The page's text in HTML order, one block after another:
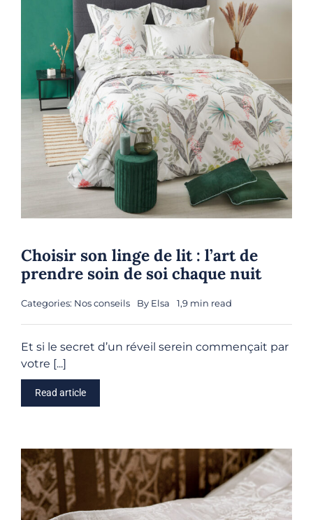
Choisir son linge de lit : l’art de
prendre soin de soi chaque nuit
Categories: Nos conseils By Elsa 1,9 min read
Et si le secret d’un réveil serein commençait par
votre [...]
Read article